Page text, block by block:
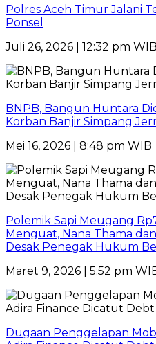
Polres Aceh Timur Jalani
Ponsel
Juli 26, 2026 | 12:32 pm WIB
BNPB, Bangun Huntara
Korban Banjir Simpang
Mei 16, 2026 | 8:48 pm WIB
Polemik Sapi Meugang
Menguat, Nana Thama
Desak Penegak Hukum
Maret 9, 2026 | 5:52 pm
Dugaan Penggelapan